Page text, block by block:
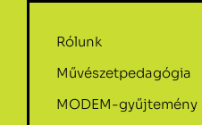
Rólunk
Művészetpedagógia
MODEM-gyűjtemény